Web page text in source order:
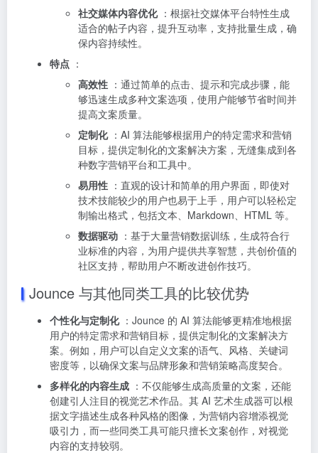
社交媒体内容优化：根据社交媒体平台特性生成
适合的帖子内容，提升互动率，支持批量生成，确
保内容持续性。
特点 ：
高效性 ：通过简单的点击、提示和完成步骤，能
够迅速生成多种文案选项，使用户能够节省时间并
提高文案质量。
定制化：AI 算法能够根据用户的特定需求和营销
目标，提供定制化的文案解决方案，无缝集成到各
种数字营销平台和工具中。
易用性 ：直观的设计和简单的用户界面，即使对
技术技能较少的用户也易于上手，用户可以轻松定
制输出格式，包括文本、Markdown、HTML 等。
数据驱动 ：基于大量营销数据训练，生成符合行
业标准的内容，为用户提供共享智慧，共创价值的
社区支持，帮助用户不断改进创作技巧。
Jounce 与其他同类工具的比较优势
个性化与定制化：Jounce 的 AI 算法能够更精准地根据
用户的特定需求和营销目标，提供定制化的文案解决方
案。例如，用户可以自定义文案的语气、风格、关键词
密度等，以确保文案与品牌形象和营销策略高度契合。
多样化的内容生成 ：不仅能够生成高质量的文案，还能
创建引人注目的视觉艺术作品。其 AI 艺术生成器可以根
据文字描述生成各种风格的图像，为营销内容增添视觉
吸引力，而一些同类工具可能只擅长文案创作，对视觉
内容的支持较弱。